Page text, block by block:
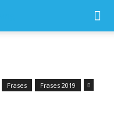
Frases Frases 2019